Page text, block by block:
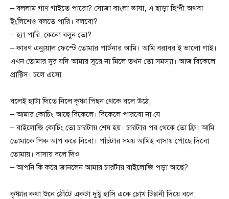
– বললাম গাণ গাইতে পারো? সোজা বাংলা ভাষা, এ ছাড়া হিন্দী অথবা
ইংলিশেও বলতে পারি। বলবো?
– হ্যা পারি, কেনো বলুন তো?
– কারণ এন্যুয়াল ফেস্টে তোমার পার্টনার আমি। আমি বরাবর ই ভালো গাই।
এখন তোমার সুর যদি আমার সুরে না মিলে তখন তো সমস্যা। আজ বিকেলে
প্রাক্টিস। চলে এসো
বলেই হাটা দিতে নিলে কৃষ্ণা পিছন থেকে বলে উঠে,
– আমার কোচিং আছে বিকেলে। বিকেলে পারবো না যে
– বাইলোজি কোচিং তো চারটায় শেষ হয়। চারটার পর থেকে তো ফ্রি। আমি
তোমাকে পিক আপ করে নিবো। পাঁচটার সময় আমিই বাসায় পৌছে দিবো
তোমায়। বাসায় বলে দিও
– আপনি কি করে জানলেন আমার চারটায় বাইলোজি পড়া আছে?
কৃষ্ণার কথা শুনে ঠোঁটে একটা দুষ্টু হাসি একে চোখ টিপ্পনী দিয়ে বলে,